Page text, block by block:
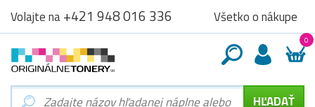
Volajte na+421 948 016 336 Všetko o nákupe
0